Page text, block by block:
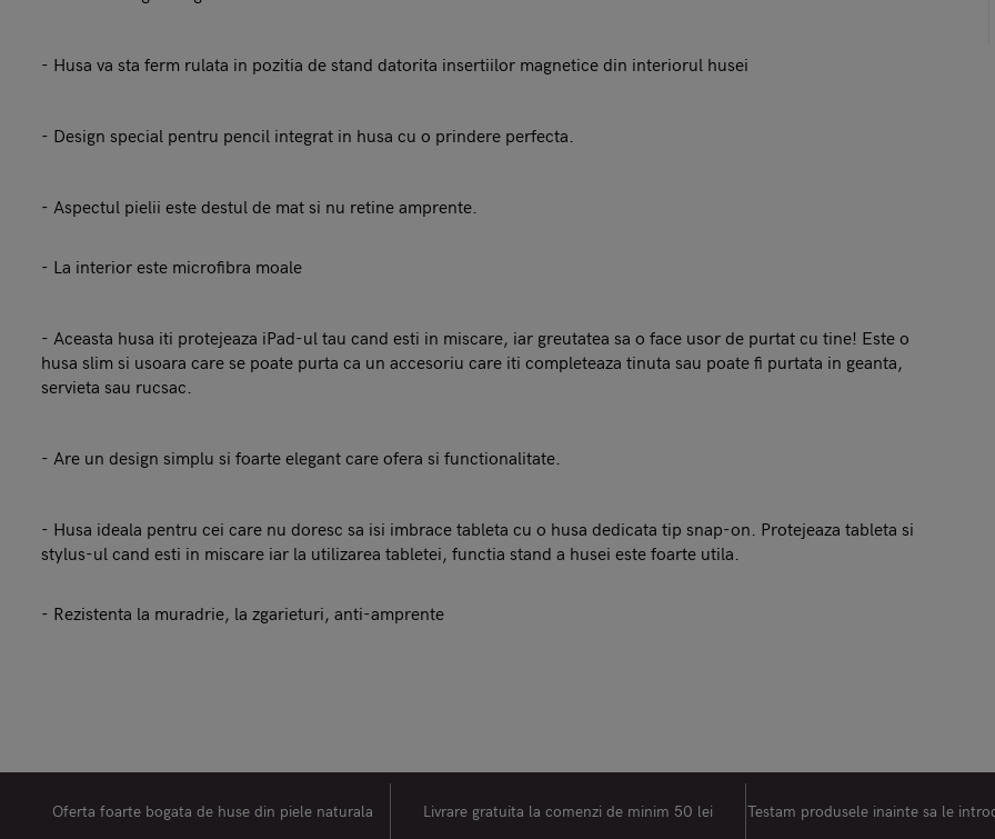
- Husa va sta ferm rulata in pozitia de stand datorita insertiilor magnetice din interiorul husei
- Design special pentru pencil integrat in husa cu o prindere perfecta.
- Aspectul pielii este destul de mat si nu retine amprente.
- La interior este microfibra moale
- Aceasta husa iti protejeaza iPad-ul tau cand esti in miscare, iar greutatea sa o face usor de purtat cu tine! Este o
husa slim si usoara care se poate purta ca un accesoriu care iti completeaza tinuta sau poate fi purtata in geanta,
servieta sau rucsac.
- Are un design simplu si foarte elegant care ofera si functionalitate.
- Husa ideala pentru cei care nu doresc sa isi imbrace tableta cu o husa dedicata tip snap-on. Protejeaza tableta si
stylus-ul cand esti in miscare iar la utilizarea tabletei, functia stand a husei este foarte utila.
- Rezistenta la muradrie, la zgarieturi, anti-amprente
Oferta foarte bogata de huse din piele naturala Livrare gratuita la comenzi de minim 50 lei Testam produsele inainte sa le